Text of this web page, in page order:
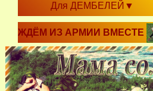
Для ДЕМБЕЛЕЙ ▼
ЖДЁМ ИЗ АРМИИ ВМЕСТЕ